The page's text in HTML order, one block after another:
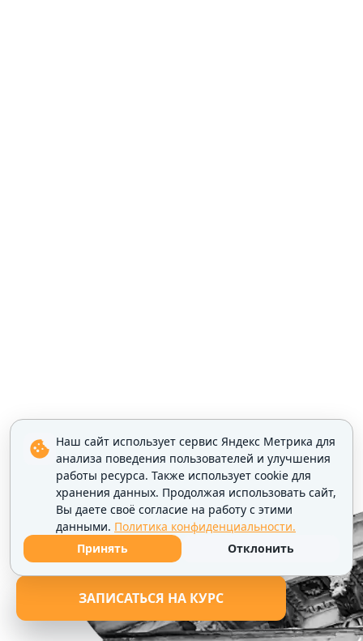
ЗАПИСАТЬСЯ НА КУРС
Наш сайт использует сервис Яндекс Метрика для
анализа поведения пользователей и улучшения
работы ресурса. Также использует cookie для
хранения данных. Продолжая использовать сайт,
Вы даете своё согласие на работу с этими
данными. Политика конфиденциальности.
Принять
Отклонить